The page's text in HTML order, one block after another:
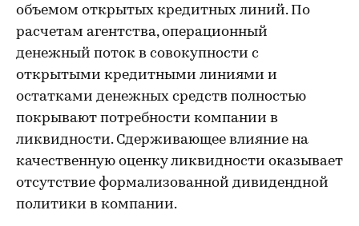
объемом открытых кредитных линий. По
расчетам агентства, операционный
денежный поток в совокупности с
открытыми кредитными линиями и
остатками денежных средств полностью
покрывают потребности компании в
ликвидности. Сдерживающее влияние на
качественную оценку ликвидности оказывает
отсутствие формализованной дивидендной
политики в компании.